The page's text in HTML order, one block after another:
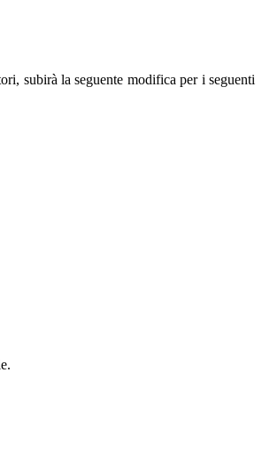
subirà la seguente modifica per i seguenti